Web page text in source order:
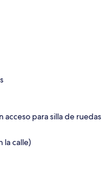
acceso para silla de ruedas
la calle)